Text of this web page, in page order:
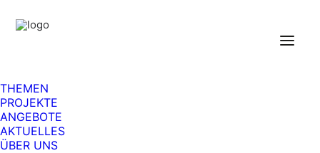
THEMEN
PROJEKTE
ANGEBOTE
AKTUELLES
ÜBER UNS
Foto: (c) Bundesstadt Bonn, Kolja Matzke
Newsletter